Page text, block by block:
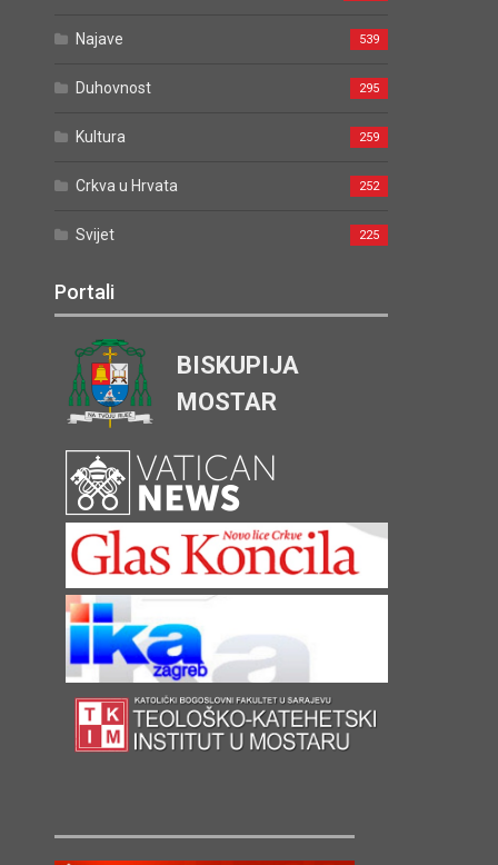
Najave 539
Duhovnost 295
Kultura 259
Crkva u Hrvata 252
Svijet 225
Portali
BISKUPIJA
MOSTAR